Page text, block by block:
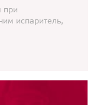
при
испаритель,